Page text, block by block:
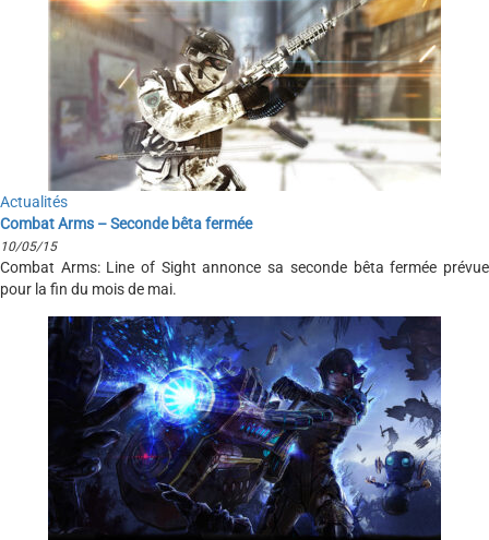
Actualités
Combat Arms – Seconde bêta fermée
10/05/15
Combat Arms: Line of Sight annonce sa seconde bêta fermée prévue
pour la fin du mois de mai.